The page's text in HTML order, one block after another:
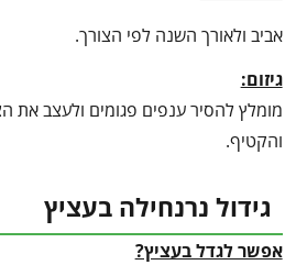
אביב ולאורך השנה לפי הצורך.
גיזום:
מומלץ להסיר ענפים פגומים ולעצב את
והקטיף.
גידול נרנחילה בעציץ
אפשר לגדל בעציץ?